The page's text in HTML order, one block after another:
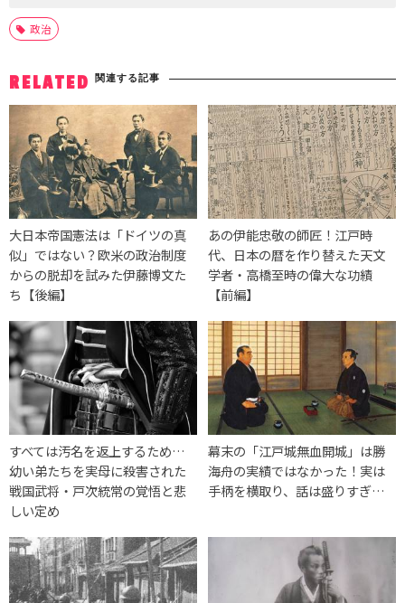
政治
RELATED 関連する記事
大日本帝国憲法は「ドイツの真
似」ではない？欧米の政治制度
からの脱却を試みた伊藤博文た
ち【後編】
あの伊能忠敬の師匠！江戸時
代、日本の暦を作り替えた天文
学者・高橋至時の偉大な功績
【前編】
すべては汚名を返上するため…
幼い弟たちを実母に殺害された
戦国武将・戸次統常の覚悟と悲
しい定め
幕末の「江戸城無血開城」は勝
海舟の実績ではなかった！実は
手柄を横取り、話は盛りすぎ…